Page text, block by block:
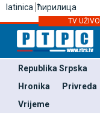
latinica ћирилица
TV UŽIVO
Republika Srpska
Hronika
Privreda
Vrijeme